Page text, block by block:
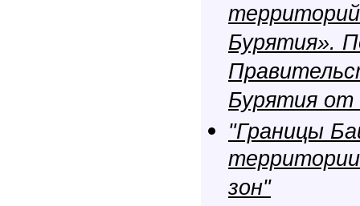
Бурятия».
Бурятия
"Границы
территории
зон"